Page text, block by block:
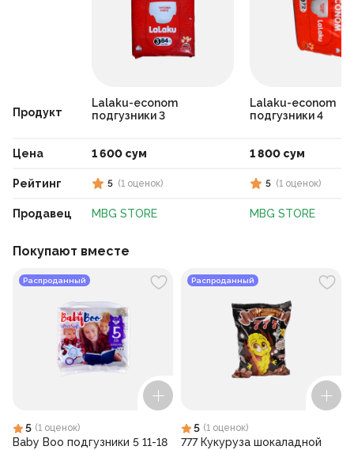
Продукт
Цена
Рейтинг
Продавец
Lalaku-econom
подгузники 3
1 600 сум
5 (1 оценок)
MBG STORE
Lalaku-econom
подгузники 4
1 800 сум
5 (1 оценок)
MBG STORE
Покупают вместе
Распроданный
5 (1 оценок)
Baby Boo подгузники 5 11-18
Распроданный
5 (1 оценок)
777 Кукуруза шокаладной